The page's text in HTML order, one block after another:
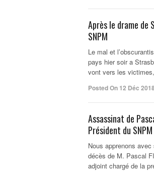
Après le drame de
SNPM
Le mal et
pays hier soir a
vont vers les
Posted On 12 Déc
Assassinat de
Président du SNPM
Nous apprenons
décès de M. Pascal
adjoint chargé de la